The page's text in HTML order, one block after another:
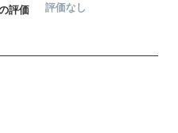
評価 評価なし